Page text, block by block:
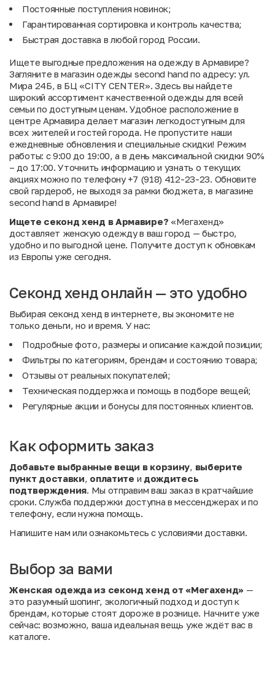
Постоянные поступления новинок;
Гарантированная сортировка и контроль качества;
Быстрая доставка в любой город России.
Ищете выгодные предложения на одежду в Армавире?
Загляните в магазин одежды second hand по адресу: ул.
Мира 24Б, в БЦ «CITY CENTER». Здесь вы найдете
широкий ассортимент качественной одежды для всей
семьи по доступным ценам. Удобное расположение в
центре Армавира делает магазин легкодоступным для
всех жителей и гостей города. Не пропустите наши
ежедневные обновления и специальные скидки! Режим
работы: с 9:00 до 19:00, а в день максимальной скидки 90%
– до 17:00. Уточнить информацию и узнать о текущих
акциях можно по телефону +7 (918) 412-23-23. Обновите
свой гардероб, не выходя за рамки бюджета, в магазине
second hand в Армавире!
Ищете секонд хенд в Армавире? «Мегахенд»
доставляет женскую одежду в ваш город — быстро,
удобно и по выгодной цене. Получите доступ к обновкам
из Европы уже сегодня.
Секонд хенд онлайн — это удобно
Выбирая секонд хенд в интернете, вы экономите не
только деньги, но и время. У нас:
Подробные фото, размеры и описание каждой позиции;
Фильтры по категориям, брендам и состоянию товара;
Отзывы от реальных покупателей;
Техническая поддержка и помощь в подборе вещей;
Регулярные акции и бонусы для постоянных клиентов.
Как оформить заказ
Добавьте выбранные вещи в корзину, выберите
пункт доставки, оплатите и дождитесь
подтверждения. Мы отправим ваш заказ в кратчайшие
сроки. Служба поддержки доступна в мессенджерах и по
телефону, если нужна помощь.
Напишите нам или ознакомьтесь с условиями доставки.
Выбор за вами
Женская одежда из секонд хенд от «Мегахенд» —
это разумный шопинг, экологичный подход и доступ к
брендам, которые стоят дороже в рознице. Начните уже
сейчас: возможно, ваша идеальная вещь уже ждёт вас в
каталоге.